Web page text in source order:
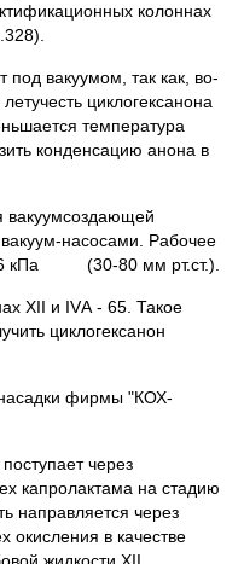
колоннах
вакуумом, так как, во-
циклогексанона
температура
конденсацию анона в
насосами. Рабочее
кПа (30-80 мм рт.ст.).
ХII и IVА - 65. Такое
циклогексанон
фирмы "КОХ-
через
капролактама на стадию
направляется через
окисления в качестве